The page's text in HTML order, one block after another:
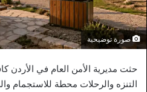
صورة توضيحية
حثت مديرية الأمن العام في الأردن
التنزه والرحلات محطة للاستجمام